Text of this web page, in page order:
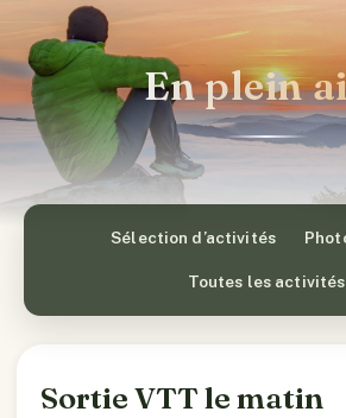
En plein
Sélection d’activités
Toutes les activités
Sortie VTT le matin